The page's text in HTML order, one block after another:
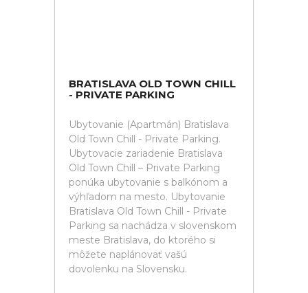
BRATISLAVA OLD TOWN CHILL
- PRIVATE PARKING
Ubytovanie (Apartmán) Bratislava
Old Town Chill - Private Parking.
Ubytovacie zariadenie Bratislava
Old Town Chill – Private Parking
ponúka ubytovanie s balkónom a
výhľadom na mesto. Ubytovanie
Bratislava Old Town Chill - Private
Parking sa nachádza v slovenskom
meste Bratislava, do ktorého si
môžete naplánovať vašú
dovolenku na Slovensku.